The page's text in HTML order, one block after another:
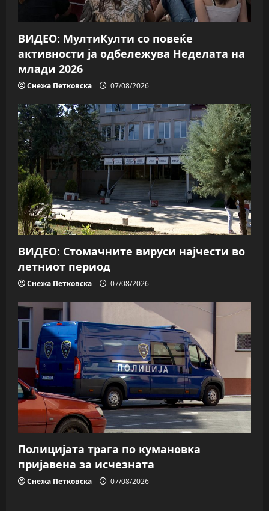
o
n
ВИДЕО: МултиКулти со повеќе
активности ја одбележува Неделата на
млади 2026
Снежа Петковска 07/08/2026
ВИДЕО: Стомачните вируси најчести во
летниот период
Снежа Петковска 07/08/2026
Полицијата трага пo кумановка
пријавена за исчезната
Снежа Петковска 07/08/2026